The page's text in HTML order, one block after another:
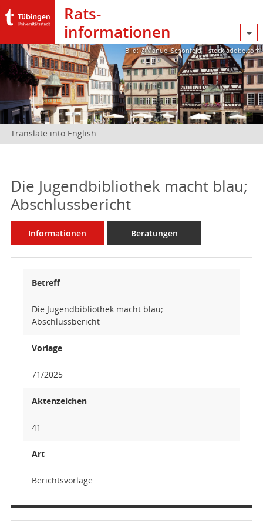
Rats­
informationen
Bild: @Manuel Schönfeld – stock.adobe.com
Translate into English
Die Jugendbibliothek macht blau;
Abschlussbericht
Informationen Beratungen
Betreff
Die Jugendbibliothek macht blau;
Abschlussbericht
Vorlage
71/2025
Aktenzeichen
41
Art
Berichtsvorlage